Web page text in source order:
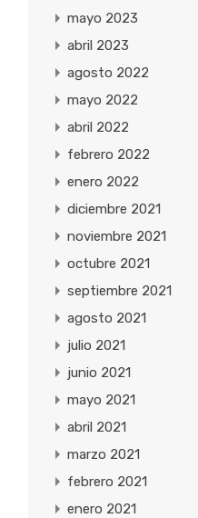
mayo 2023
abril 2023
agosto 2022
mayo 2022
abril 2022
febrero 2022
enero 2022
diciembre 2021
noviembre 2021
octubre 2021
septiembre 2021
agosto 2021
julio 2021
junio 2021
mayo 2021
abril 2021
marzo 2021
febrero 2021
enero 2021